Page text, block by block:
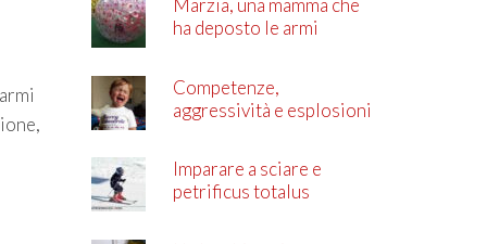
Marzia, una mamma che
ha deposto le armi
Competenze,
aggressività e esplosioni
Imparare a sciare e
petrificus totalus